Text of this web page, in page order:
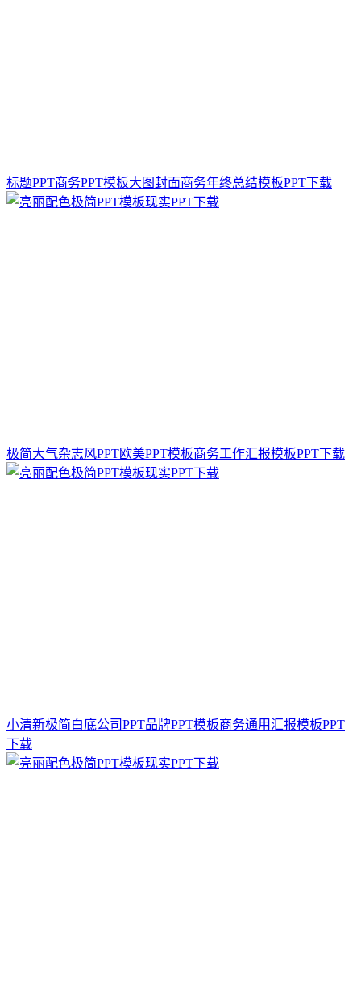
标题PPT商务PPT模板大图封面商务年终总结模板PPT下载
极简大气杂志风PPT欧美PPT模板商务工作汇报模板PPT下载
小清新极简白底公司PPT品牌PPT模板商务通用汇报模板PPT
下载